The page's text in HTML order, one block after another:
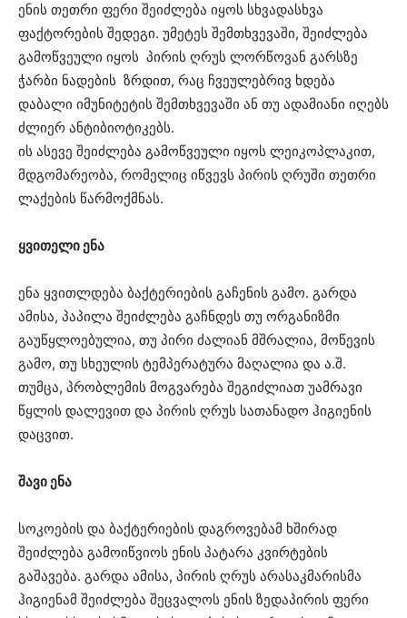
ენის თეთრი ფერი შეიძლება იყოს სხვადასხვა
ფაქტორების შედეგი. უმეტეს შემთხვევაში, შეიძლება
გამოწვეული იყოს პირის ღრუს ლორწოვან გარსზე
ჭარბი ნადების ზრდით, რაც ჩვეულებრივ ხდება
დაბალი იმუნიტეტის შემთხვევაში ან თუ ადამიანი იღებს
ძლიერ ანტიბიოტიკებს.
ის ასევე შეიძლება გამოწვეული იყოს ლეიკოპლაკით,
მდგომარეობა, რომელიც იწვევს პირის ღრუში თეთრი
ლაქების წარმოქმნას.
ყვითელი ენა
ენა ყვითლდება ბაქტერიების გაჩენის გამო. გარდა
ამისა, პაპილა შეიძლება გაჩნდეს თუ ორგანიზმი
გაუწყლოებულია, თუ პირი ძალიან მშრალია, მოწევის
გამო, თუ სხეულის ტემპერატურა მაღალია და ა.შ.
თუმცა, პრობლემის მოგვარება შეგიძლიათ უამრავი
წყლის დალევით და პირის ღრუს სათანადო ჰიგიენის
დაცვით.
შავი ენა
სოკოების და ბაქტერიების დაგროვებამ ხშირად
შეიძლება გამოიწვიოს ენის პატარა კვირტების
გაშავება. გარდა ამისა, პირის ღრუს არასაკმარისმა
ჰიგიენამ შეიძლება შეცვალოს ენის ზედაპირის ფერი